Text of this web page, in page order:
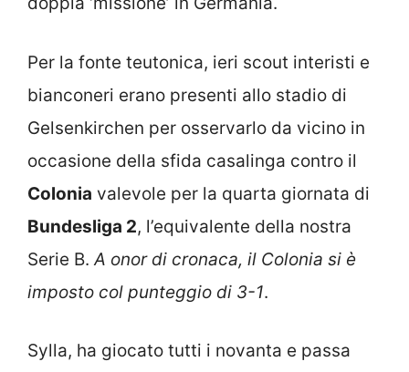
Per la fonte teutonica, ieri scout interisti e
bianconeri erano presenti allo stadio di
Gelsenkirchen per osservarlo da vicino in
occasione della sfida casalinga contro il
Colonia valevole per la quarta giornata di
Bundesliga 2, l’equivalente della nostra
Serie B. A onor di cronaca, il Colonia si è
imposto col punteggio di 3-1.
Sylla, ha giocato tutti i novanta e passa